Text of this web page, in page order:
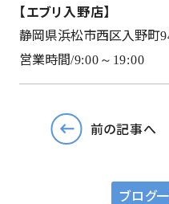
【エブリ入野店】
静岡県浜松市西区入野町
営業時間/9:00 ～ 19:00
前の記事へ
ブログ